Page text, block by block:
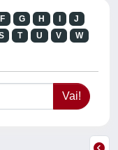
F G H
J
T U V
W